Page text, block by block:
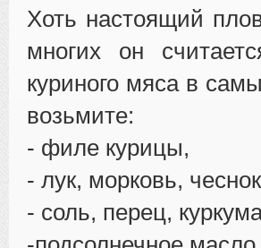
Хоть настоящий
многих он
куриного мяса в
возьмите:
- филе курицы,
- лук, морковь,
- соль, перец,